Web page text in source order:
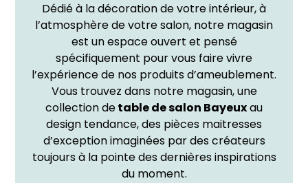
Dédié à la décoration de votre intérieur, à
l’atmosphère de votre salon, notre magasin
est un espace ouvert et pensé
spécifiquement pour vous faire vivre
l’expérience de nos produits d’ameublement.
Vous trouvez dans notre magasin, une
collection detable de salon Bayeuxau
design tendance, des pièces maitresses
d’exception imaginées par des créateurs
toujours à la pointe des dernières inspirations
du moment.